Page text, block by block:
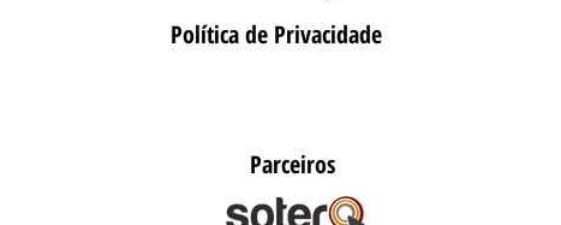
Política de Privacidade
Parceiros